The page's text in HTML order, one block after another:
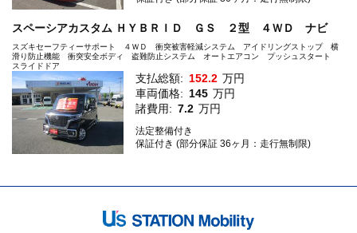
スペーシアカスタム ＨＹＢＲＩＤ ＧＳ ２型 ４ＷＤ ナビ
スズキセーフティーサポート ４ＷＤ 衝突被害軽減システム アイドリングストップ 横
滑り防止機能 衝突安全ボディ 盗難防止システム オートエアコン プッシュスタート
スライドドア
支払総額: 152.2 万円
車両価格: 145 万円
諸費用: 7.2 万円
法定整備付き
保証付き (部分保証 36ヶ月：走行無制限)